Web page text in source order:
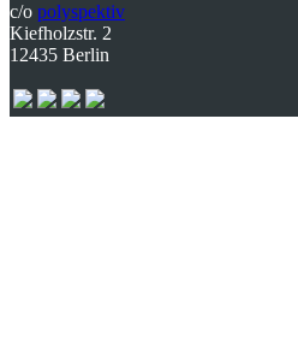
c/o polyspektiv
Kiefholzstr. 2
12435 Berlin